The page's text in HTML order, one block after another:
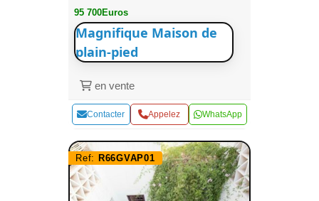
95 700Euros
Magnifique Maison de
plain-pied
en vente
Contacter Appelez WhatsApp
Ref: R66GVAP01